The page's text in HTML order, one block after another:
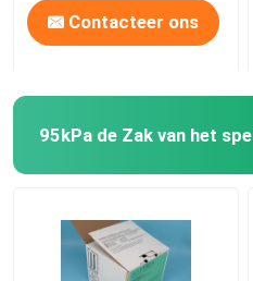
Contacteer ons